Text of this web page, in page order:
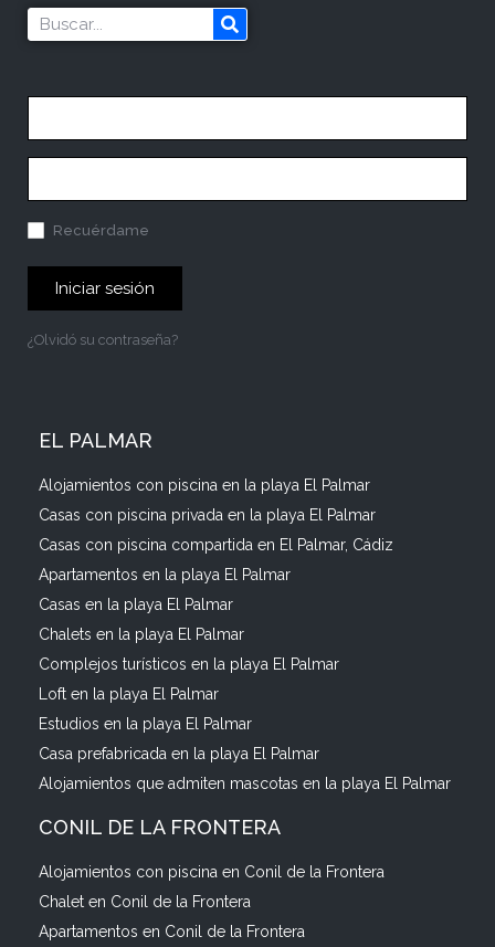
Recuérdame
Iniciar sesión
¿Olvidó su contraseña?
EL PALMAR
Alojamientos con piscina en la playa El Palmar
Casas con piscina privada en la playa El Palmar
Casas con piscina compartida en El Palmar, Cádiz
Apartamentos en la playa El Palmar
Casas en la playa El Palmar
Chalets en la playa El Palmar
Complejos turísticos en la playa El Palmar
Loft en la playa El Palmar
Estudios en la playa El Palmar
Casa prefabricada en la playa El Palmar
Alojamientos que admiten mascotas en la playa El Palmar
CONIL DE LA FRONTERA
Alojamientos con piscina en Conil de la Frontera
Chalet en Conil de la Frontera
Apartamentos en Conil de la Frontera